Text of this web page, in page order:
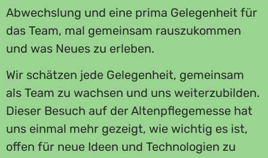
Abwechslung und eine prima Gelegenheit für
das Team, mal gemeinsam rauszukommen
und was Neues zu erleben.
Wir schätzen jede Gelegenheit, gemeinsam
als Team zu wachsen und uns weiterzubilden.
Dieser Besuch auf der Altenpflegemesse hat
uns einmal mehr gezeigt, wie wichtig es ist,
offen für neue Ideen und Technologien zu